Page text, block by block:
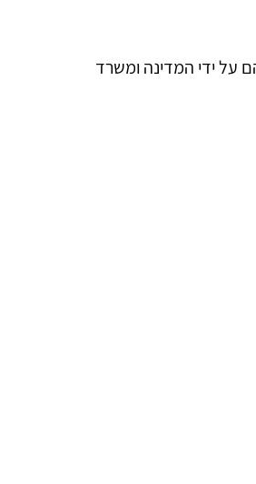
על ידי המדינה ומשרד